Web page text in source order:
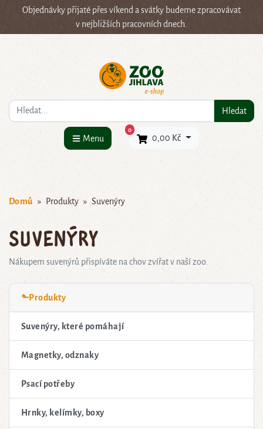
Objednávky přijaté přes víkend a svátky budeme zpracovávat
v nejbližších pracovních dnech.
Co hledáte? Hledat
Menu
0×
0,00 Kč
Domů Produkty Suvenýry
Suvenýry
Nákupem suvenýrů přispíváte na chov zvířat v naší zoo.
⬑Produkty
Suvenýry, které pomáhají
Magnetky, odznaky
Psací potřeby
Hrnky, kelímky, boxy